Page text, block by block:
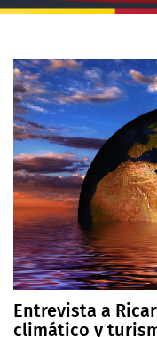
Entrevista a
climático y